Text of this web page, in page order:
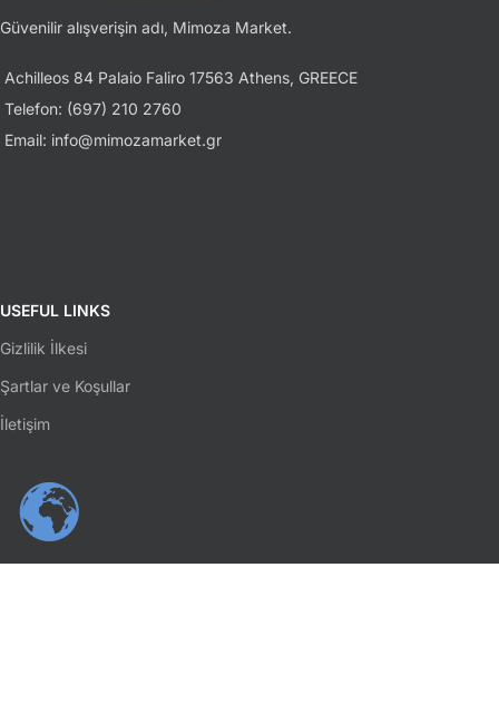
Güvenilir alışverişin adı, Mimoza Market.
Achilleos 84 Palaio Faliro 17563 Athens, GREECE
Telefon: (697) 210 2760
Email: info@mimozamarket.gr
USEFUL LINKS
Gizlilik İlkesi
Şartlar ve Koşullar
İletişim